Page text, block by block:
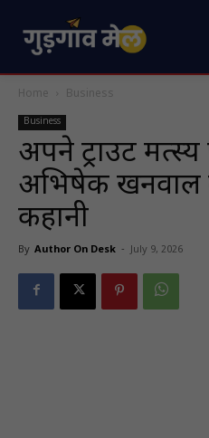
Home Business
Business
अपने ट्राउट
अभिषेक खनवाल
कहानी
By Author On Desk - July 9, 2026